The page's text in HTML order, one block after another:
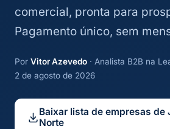
comercial, pronta para
Pagamento único, sem
Por Vitor Azevedo · Analista B2B na
2 de agosto de 2026
Baixar lista de empresas de
Norte